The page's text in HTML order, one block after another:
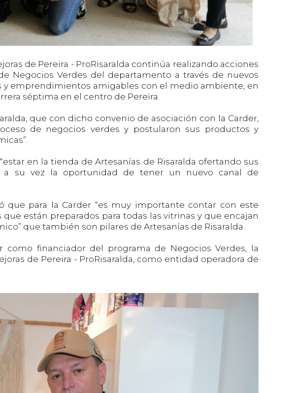
de Pereira - ProRisaralda continúa realizando acciones
Negocios Verdes del departamento a través de nuevos
y emprendimientos amigables con el medio ambiente, en
séptima en el centro de Pereira.
que con dicho convenio de asociación con la Carder,
de negocios verdes y postularon sus productos y
en la tienda de Artesanías de Risaralda ofertando sus
a su vez la oportunidad de tener un nuevo canal de
que para la Carder “es muy importante contar con este
están preparados para todas las vitrinas y que encajan
que también son pilares de Artesanías de Risaralda.
financiador del programa de Negocios Verdes, la
de Pereira - ProRisaralda, como entidad operadora de